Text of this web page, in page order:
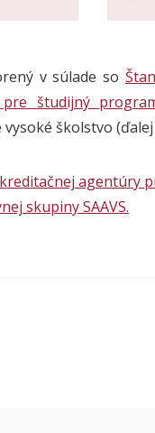
v súlade so
pre študijný
školstvo (ďalej
agentúry
skupiny SAAVS.